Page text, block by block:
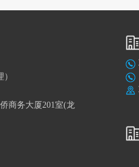
商务大厦201室(龙